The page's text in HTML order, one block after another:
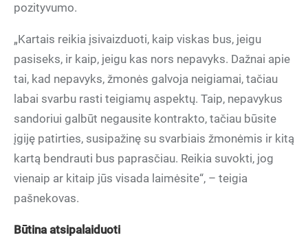
pozityvumo.
„Kartais reikia įsivaizduoti, kaip viskas bus, jeigu
pasiseks, ir kaip, jeigu kas nors nepavyks. Dažnai apie
tai, kad nepavyks, žmonės galvoja neigiamai, tačiau
labai svarbu rasti teigiamų aspektų. Taip, nepavykus
sandoriui galbūt negausite kontrakto, tačiau būsite
įgiję patirties, susipažinę su svarbiais žmonėmis ir kitą
kartą bendrauti bus paprasčiau. Reikia suvokti, jog
vienaip ar kitaip jūs visada laimėsite“, – teigia
pašnekovas.
Būtina atsipalaiduoti